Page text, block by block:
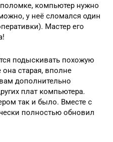
компьютер нужно
у неё сломался один
Мастер его
подыскивать похожую
старая, вполне
дополнительно
плат компьютера.
так и было. Вместе с
полностью обновил